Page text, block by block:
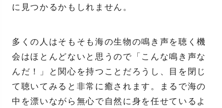
に見つかるかもしれません。
多くの人はそもそも海の生物の鳴き声を聴く機
会はほとんどないと思うので「こんな鳴き声な
んだ！」と関心を持つことだろうし、目を閉じ
て聴いてみると非常に癒されます。まるで海の
中を漂いながら無心で自然に身を任せているよ